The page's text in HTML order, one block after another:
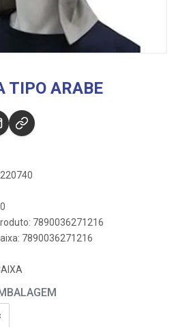
TIPO ARABE
7890036271216
7890036271216